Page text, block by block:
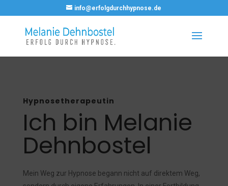
info@erfolgdurchhypnose.de
Hypnosetherapeutin
Ich bin Melanie
Dehnbostel
Mein Weg zur Hypnose begann nicht auf direktem Weg,